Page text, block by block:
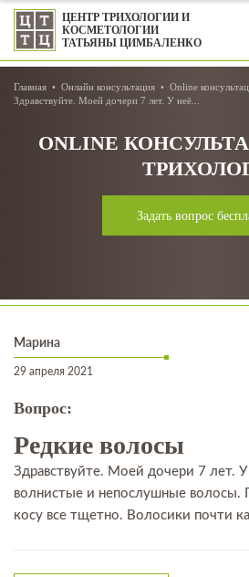
ЦЕНТР ТРИХОЛОГИИ И
КОСМЕТОЛОГИИ
ТАТЬЯНЫ ЦИМБАЛЕНКО
Главная Онлайн консультация
Online
Здравствуйте. Моей дочери 7 лет. У неё...
ONLINE
Задать вопрос
Марина
29 апреля 2021
Вопрос:
Редкие волосы
Здравствуйте. Моей дочери 7 лет. У
волнистые и непослушные волосы.
косу все тщетно. Волосики почти